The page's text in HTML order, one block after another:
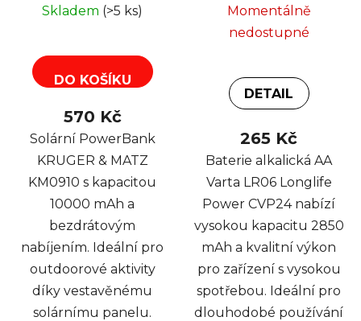
Skladem (>5 ks)
DO KOŠÍKU
570 Kč
Solární PowerBank
KRUGER & MATZ
KM0910 s kapacitou
10000 mAh a
bezdrátovým
nabíjením. Ideální pro
outdoorové aktivity
díky vestavěnému
solárnímu panelu.
Momentálně
nedostupné
DETAIL
265 Kč
Baterie alkalická AA
Varta LR06 Longlife
Power CVP24 nabízí
vysokou kapacitu 2850
mAh a kvalitní výkon
pro zařízení s vysokou
spotřebou. Ideální pro
dlouhodobé používání